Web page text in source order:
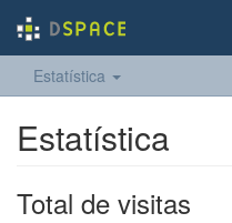
Estatística
Estatística
Total de visitas